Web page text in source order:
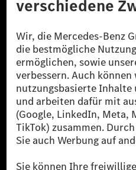
© 2026 Mercedes-Benz Group AG.
[1] Bilanziell CO₂-neutral bedeutet,
reduzierte CO₂-Emissionen bei der
zertifizierte Ausgleichsprojekte
[2] Renewable Charging ist ein
Public in Europa, den USA, Kanada
Ladestation noch kein Strom aus
verwendet Renewable Charging
sicher, dass für Ladevorgänge über
Strommenge aus erneuerbaren